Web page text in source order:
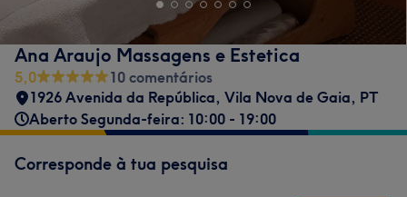
Ana Araujo Massagens e Estetica
5,0
10 comentários
1926 Avenida da República, Vila Nova de Gaia, PT
Aberto Segunda-feira: 10:00 - 19:00
Corresponde à tua pesquisa